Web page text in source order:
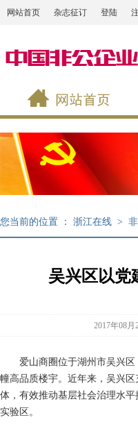
网站首页 杂志征订 登陆
您当前的位置 ： 浙江在线 >
吴兴区以党
2017年08月
爱山商圈位于湖州市吴兴区
幢高品质楼宇。近年来，吴兴
体，有效推动基层社会治理水
实验区。